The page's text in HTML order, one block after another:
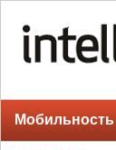
Мобильность